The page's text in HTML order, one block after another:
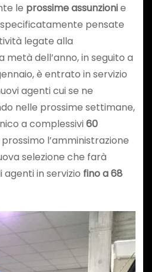
le prossime assunzionie
specificatamente pensate
legate alla
metà dell’anno, in seguito a
è entrato in servizio
agenti cui se ne
nelle prossime settimane,
a complessivi60
prossimo l’amministrazione
selezione che farà
in servizio fino a 68